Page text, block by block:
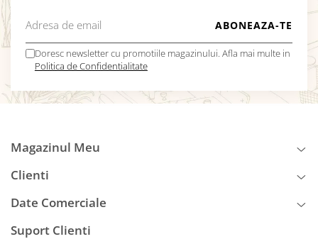
Doresc newsletter cu promotiile magazinului. Afla mai multe in
Politica de Confidentialitate
Magazinul Meu
Clienti
Date Comerciale
Suport Clienti